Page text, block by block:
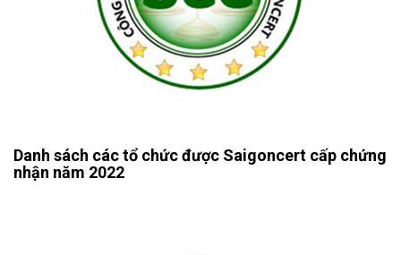
Danh sách các tổ chức được Saigoncert cấp chứng
nhận năm 2022